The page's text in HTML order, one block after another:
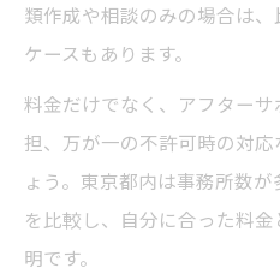
類作成や相談のみの場合は
ケースもあります。
料金だけでなく、アフター
担、万が一の不許可時の対
ょう。東京都内は事務所数
を比較し、自分に合った料
明です。